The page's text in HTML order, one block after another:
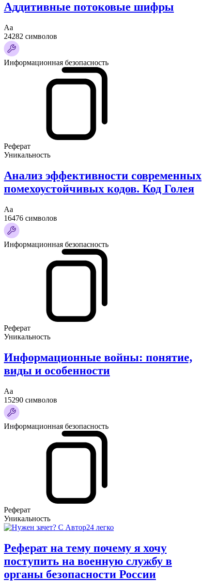
Аддитивные потоковые шифры
Аа
24282 символов
Информационная безопасность
Реферат
Уникальность
Анализ эффективности современных
помехоустойчивых кодов. Код Голея
Аа
16476 символов
Информационная безопасность
Реферат
Уникальность
Информационные войны: понятие,
виды и особенности
Аа
15290 символов
Информационная безопасность
Реферат
Уникальность
Реферат на тему почему я хочу
поступить на военную службу в
органы безопасности России